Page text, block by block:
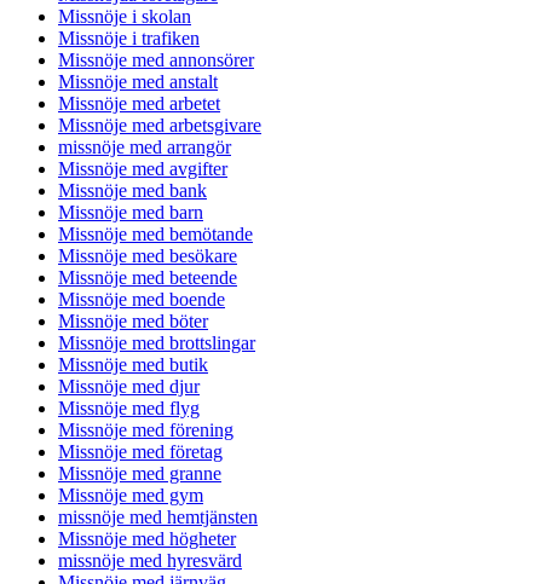
Missnöje i skolan
Missnöje i trafiken
Missnöje med annonsörer
Missnöje med anstalt
Missnöje med arbetet
Missnöje med arbetsgivare
missnöje med arrangör
Missnöje med avgifter
Missnöje med bank
Missnöje med barn
Missnöje med bemötande
Missnöje med besökare
Missnöje med beteende
Missnöje med boende
Missnöje med böter
Missnöje med brottslingar
Missnöje med butik
Missnöje med djur
Missnöje med flyg
Missnöje med förening
Missnöje med företag
Missnöje med granne
Missnöje med gym
missnöje med hemtjänsten
Missnöje med högheter
missnöje med hyresvärd